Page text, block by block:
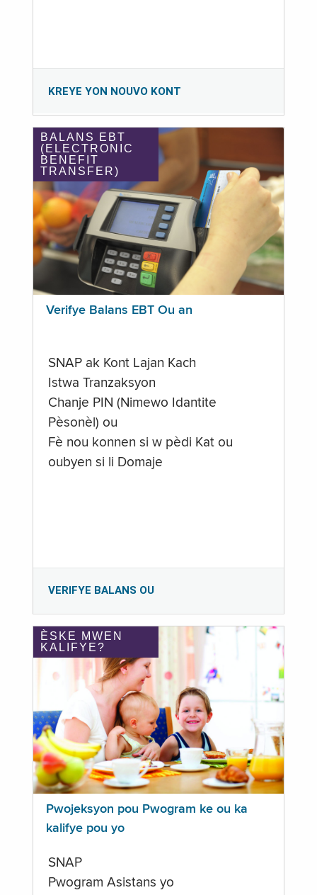
KREYE YON NOUVO KONT
BALANS EBT
(ELECTRONIC
BENEFIT
TRANSFER)
Verifye Balans EBT Ou an
SNAP ak Kont Lajan Kach
Istwa Tranzaksyon
Chanje PIN (Nimewo Idantite
Pèsonèl) ou
Fè nou konnen si w pèdi Kat ou
oubyen si li Domaje
VERIFYE BALANS OU
ÈSKE MWEN
KALIFYE?
Pwojeksyon pou Pwogram ke ou ka
kalifye pou yo
SNAP
Pwogram Asistans yo